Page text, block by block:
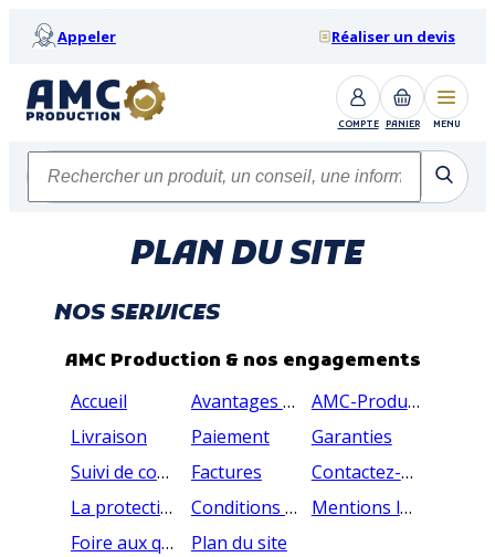
Appeler Réaliser un devis
COMPTE PANIER MENU
PLAN DU SITE
NOS SERVICES
AMC Production & nos engagements
Accueil Avantages professionnels
AMC-Production
Livraison
Paiement
Garanties
Suivi de commande
Factures
Contactez-nous
La protection des données personnelles
Conditions générales de vente
Mentions légales
Foire aux questions
Plan du site